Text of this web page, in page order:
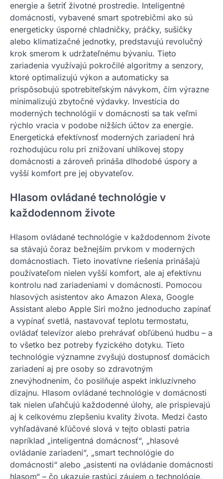
energie a šetriť životné prostredie. Inteligentné
domácnosti, vybavené smart spotrebičmi ako sú
energeticky úsporné chladničky, práčky, sušičky
alebo klimatizačné jednotky, predstavujú revolučný
krok smerom k udržateľnému bývaniu. Tieto
zariadenia využívajú pokročilé algoritmy a senzory,
ktoré optimalizujú výkon a automaticky sa
prispôsobujú spotrebiteľským návykom, čím výrazne
minimalizujú zbytočné výdavky. Investícia do
moderných technológií v domácnosti sa tak veľmi
rýchlo vracia v podobe nižších účtov za energie.
Energetická efektívnosť moderných zariadení hrá
rozhodujúcu rolu pri znižovaní uhlíkovej stopy
domácnosti a zároveň prináša dlhodobé úspory a
vyšší komfort pre jej obyvateľov.
Hlasom ovládané technológie v
každodennom živote
Hlasom ovládané technológie v každodennom živote
sa stávajú čoraz bežnejším prvkom v moderných
domácnostiach. Tieto inovatívne riešenia prinášajú
používateľom nielen vyšší komfort, ale aj efektívnu
kontrolu nad zariadeniami v domácnosti. Pomocou
hlasových asistentov ako Amazon Alexa, Google
Assistant alebo Apple Siri možno jednoducho zapínať
a vypínať svetlá, nastavovať teplotu termostatu,
ovládať televízor alebo prehrávať obľúbenú hudbu – a
to všetko bez potreby fyzického dotyku. Tieto
technológie významne zvyšujú dostupnosť domácich
zariadení aj pre osoby so zdravotným
znevýhodnením, čo posilňuje aspekt inkluzívneho
dizajnu. Hlasom ovládané technológie v domácnosti
tak nielen uľahčujú každodenné úlohy, ale prispievajú
aj k celkovému zlepšeniu kvality života. Medzi často
vyhľadávané kľúčové slová v tejto oblasti patria
napríklad „inteligentná domácnosť“, „hlasové
ovládanie zariadení“, „smart technológie do
domácnosti“ alebo „asistenti na ovládanie domácnosti
hlasom“ – čo ukazuje rastúci záujem o technológie,